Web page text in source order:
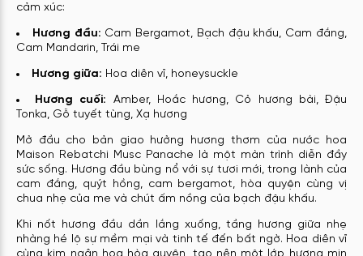
cảm xúc:
Hương đầu: Cam Bergamot, Bạch đậu khấu, Cam đắng,
Cam Mandarin, Trái me
Hương giữa: Hoa diên vĩ, honeysuckle
Hương cuối: Amber, Hoắc hương, Cỏ hương bài, Đậu
Tonka, Gỗ tuyết tùng, Xạ hương
Mở đầu cho bản giao hưởng hương thơm của nước hoa
Maison Rebatchi Musc Panache là một màn trình diễn đầy
sức sống. Hương đầu bùng nổ với sự tươi mới, trong lành của
cam đắng, quýt hồng, cam bergamot, hòa quyện cùng vị
chua nhẹ của me và chút ấm nồng của bạch đậu khấu.
Khi nốt hương đầu dần lắng xuống, tầng hương giữa nhẹ
nhàng hé lộ sự mềm mại và tinh tế đến bất ngờ. Hoa diên vĩ